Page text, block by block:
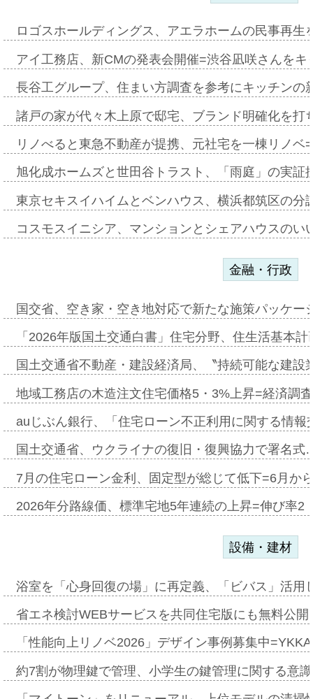
ロゴスホールディングス、アエラホームの民事再
アイ工務店、新CMの発表会開催=渋谷凪咲さんを
長谷工グループ、住まい方調査を参考にキッチン
諸戸の家が代々木上原で邸宅、ブランド明確化を
リノべると東急不動産が提携、元社宅を一棟リノ
旭化成ホームズと世田谷トラスト、「雨庭」の実
東京セキスイハイムとベンハウス、横浜都筑区の
コスモスイニシア、マンションとシェアハウスの
金融・行政
国交省、空き家・空き地対応で新たな施策パッケ
「2026年版国土交通白書」住宅分野、住生活基本
国土交通省不動産・建設経済局、〝持続可能な建
地域工務店の木造注文住宅価格5・3%上昇=経済調
auじぶん銀行、「住宅ローン不正利用に関する情
国土交通省、ウクライナの復旧・復興協力で署名
7月の住宅ローン金利、固定型が総じて低下=6月か
2026年分路線価、標準宅地5年連続の上昇=伸び率
設備・建材
浴室を「心身回復の場」に再定義、「ビバス」活
省エネ検討WEBサービスを共同住宅版にも無料公
「性能向上リノベ2026」デザイン事例募集中
約7割が物理鍵で管理、小学生の鍵管理に関する意